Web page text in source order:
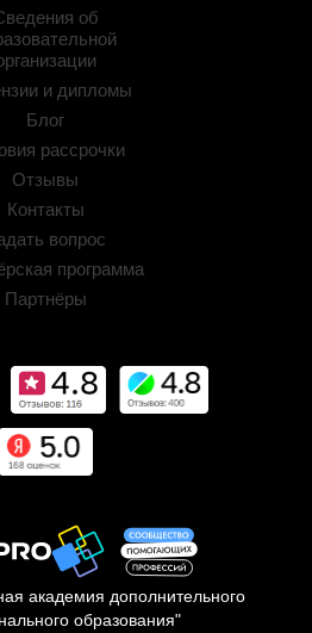
об
и дипломы
Блог
рассрочки
Отзывы
Контакты
вопрос
программа
Партнёры
академия дополнительного
образования"